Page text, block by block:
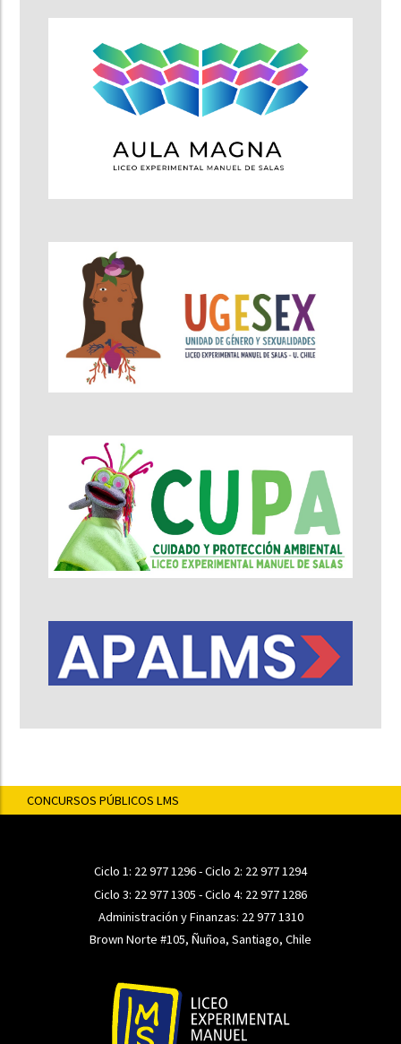
CONCURSOS PÚBLICOS LMS
Ciclo 1: 22 977 1296- Ciclo 2: 22 977 1294
Ciclo 3: 22 977 1305 - Ciclo 4: 22 977 1286
Administración y Finanzas: 22 977 1310
Brown Norte #105, Ñuñoa, Santiago, Chile